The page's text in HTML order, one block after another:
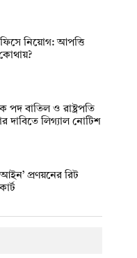
নিয়োগ: আপত্তি
পদ বাতিল ও রাষ্ট্রপতি
দাবিতে লিগ্যাল নোটিশ
প্রণয়নের রিট